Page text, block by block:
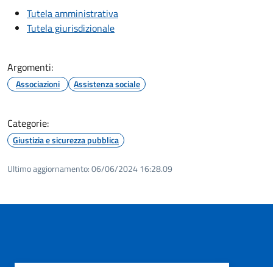
Tutela amministrativa
Tutela giurisdizionale
Argomenti:
Associazioni Assistenza sociale
Categorie:
Giustizia e sicurezza pubblica
Ultimo aggiornamento:06/06/2024 16:28.09